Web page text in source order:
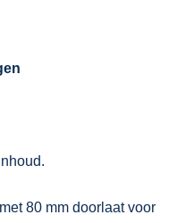
80 mm doorlaat voor